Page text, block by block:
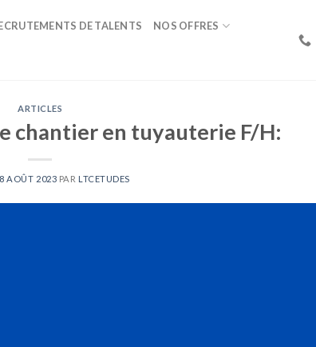
DE TALENTS NOS OFFRES
ARTICLES
chantier en tuyauterie F/H:
AOÛT 2023 PAR LTCETUDES